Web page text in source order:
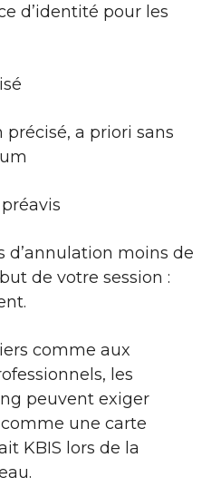
d’identité pour les
précisé, a priori sans
d’annulation moins de
de votre session :
comme aux
les
peuvent exiger
une carte
KBIS lors de la